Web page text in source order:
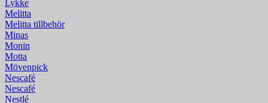
Lykke
Melitta
Melitta tillbehör
Minas
Monin
Motta
Mövenpick
Nescafé
Nescafé
Nestlé